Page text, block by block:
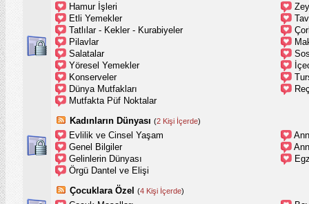
Hamur İşleri
Etli Yemekler
Tatlılar - Kekler - Kurabiyeler
Pilavlar
Salatalar
Yöresel Yemekler
Konserveler
Dünya Mutfakları
Mutfakta Püf Noktalar
Kadınların Dünyası (2 Kişi İçerde)
Evlilik ve Cinsel Yaşam
Genel Bilgiler
Gelinlerin Dünyası
Örgü Dantel ve Elişi
Çocuklara Özel (4 Kişi İçerde)